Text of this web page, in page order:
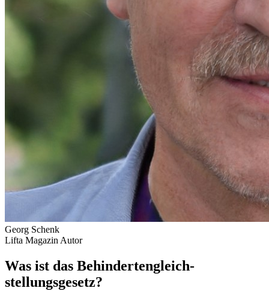
Georg Schenk
Lifta Magazin Autor
Was ist das Behindertengleich­
stellungsgesetz?